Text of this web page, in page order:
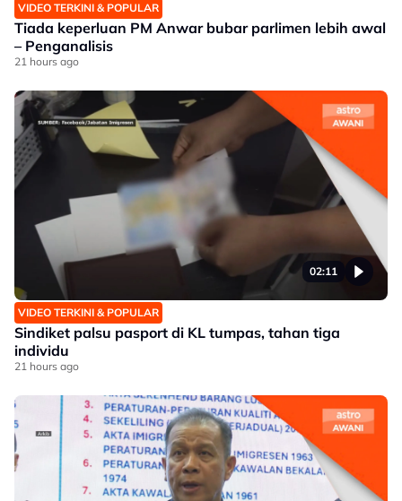
VIDEO TERKINI & POPULAR
Tiada keperluan PM Anwar bubar parlimen lebih awal
– Penganalisis
21 hours ago
02:11
VIDEO TERKINI & POPULAR
Sindiket palsu pasport di KL tumpas, tahan tiga
individu
21 hours ago